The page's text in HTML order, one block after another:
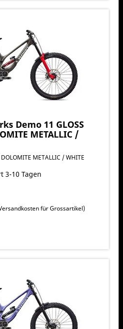
Demo 11 GLOSS
METALLIC /
METALLIC / WHITE
10 Tagen
für Grossartikel)